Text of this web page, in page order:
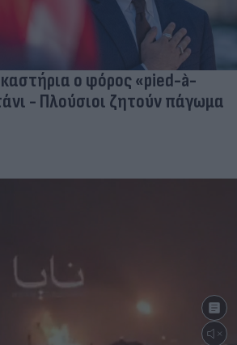
ο φόρος «pied-à-
- Πλούσιοι ζητούν πάγωμα